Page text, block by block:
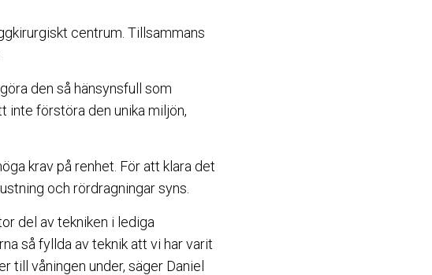
centrum. Tillsammans
den så hänsynsfull som
inte förstöra den unika miljön,
krav på renhet. För att klara det
och rördragningar syns.
del av tekniken i lediga
så fyllda av teknik att vi har varit
till våningen under, säger Daniel